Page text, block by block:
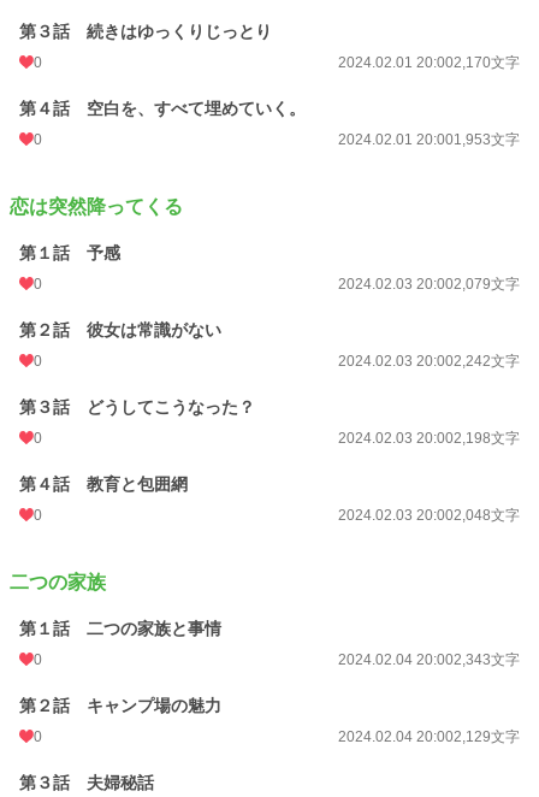
第３話 続きはゆっくりじっとり
0 2024.02.01 20:002,170文字
第４話 空白を、すべて埋めていく。
0 2024.02.01 20:001,953文字
恋は突然降ってくる
第１話 予感
0 2024.02.03 20:002,079文字
第２話 彼女は常識がない
0 2024.02.03 20:002,242文字
第３話 どうしてこうなった？
0 2024.02.03 20:002,198文字
第４話 教育と包囲網
0 2024.02.03 20:002,048文字
二つの家族
第１話 二つの家族と事情
0 2024.02.04 20:002,343文字
第２話 キャンプ場の魅力
0 2024.02.04 20:002,129文字
第３話 夫婦秘話